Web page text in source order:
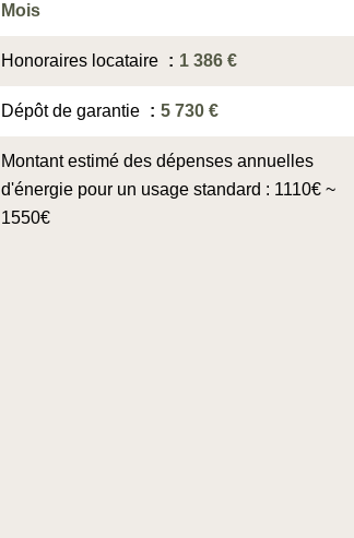
Mois
Honoraires locataire 1 386 €
Dépôt de garantie 5 730 €
Montant estimé des dépenses annuelles
d'énergie pour un usage standard : 1110€ ~
1550€